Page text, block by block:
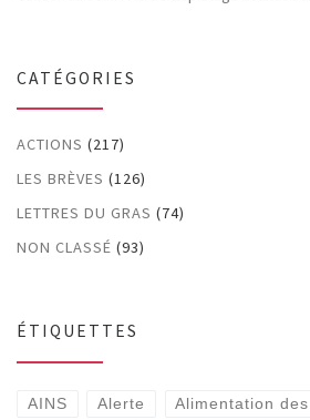
CATÉGORIES
ACTIONS (217)
LES BRÈVES (126)
LETTRES DU GRAS (74)
NON CLASSÉ (93)
ÉTIQUETTES
AINS Alerte Alimentation